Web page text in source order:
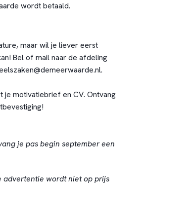
wordt betaald.
maar wil je liever eerst
Bel of mail naar de afdeling
je motivatiebrief en CV. Ontvang
je pas begin september een
advertentie wordt niet op prijs